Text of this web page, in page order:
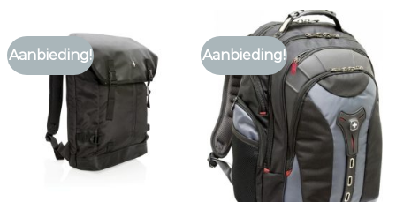
Aanbieding! Aanbieding!